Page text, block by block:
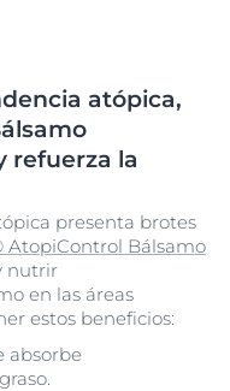
atópica,
refuerza la
presenta brotes
AtopiControl Bálsamo
nutrir
en las áreas
estos beneficios:
absorbe